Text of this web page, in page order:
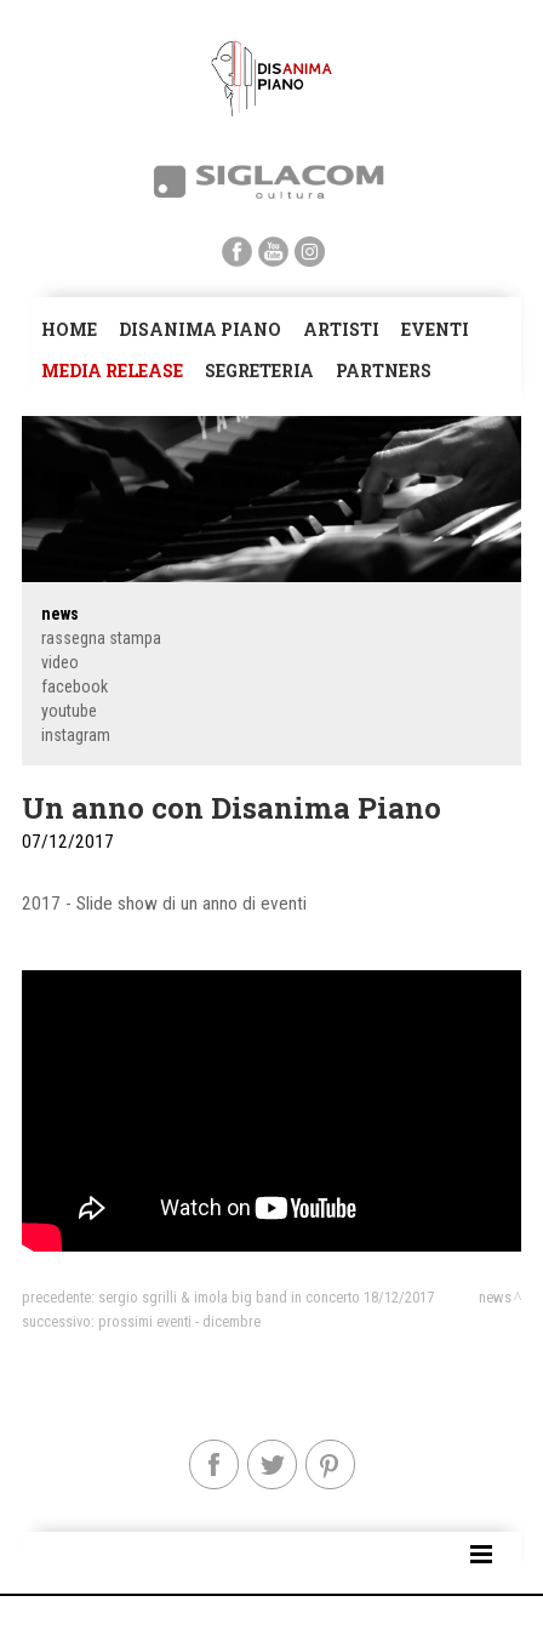
HOME DISANIMA PIANO ARTISTI
EVENTI
MEDIA RELEASE
SEGRETERIA PARTNERS
news
rassegna stampa
video
facebook
youtube
instagram
Un anno con Disanima Piano
07/12/2017
2017 - Slide show di un anno di eventi
precedente: sergio sgrilli & imola big band in concerto 18/12/2017
successivo: prossimi eventi - dicembre
news